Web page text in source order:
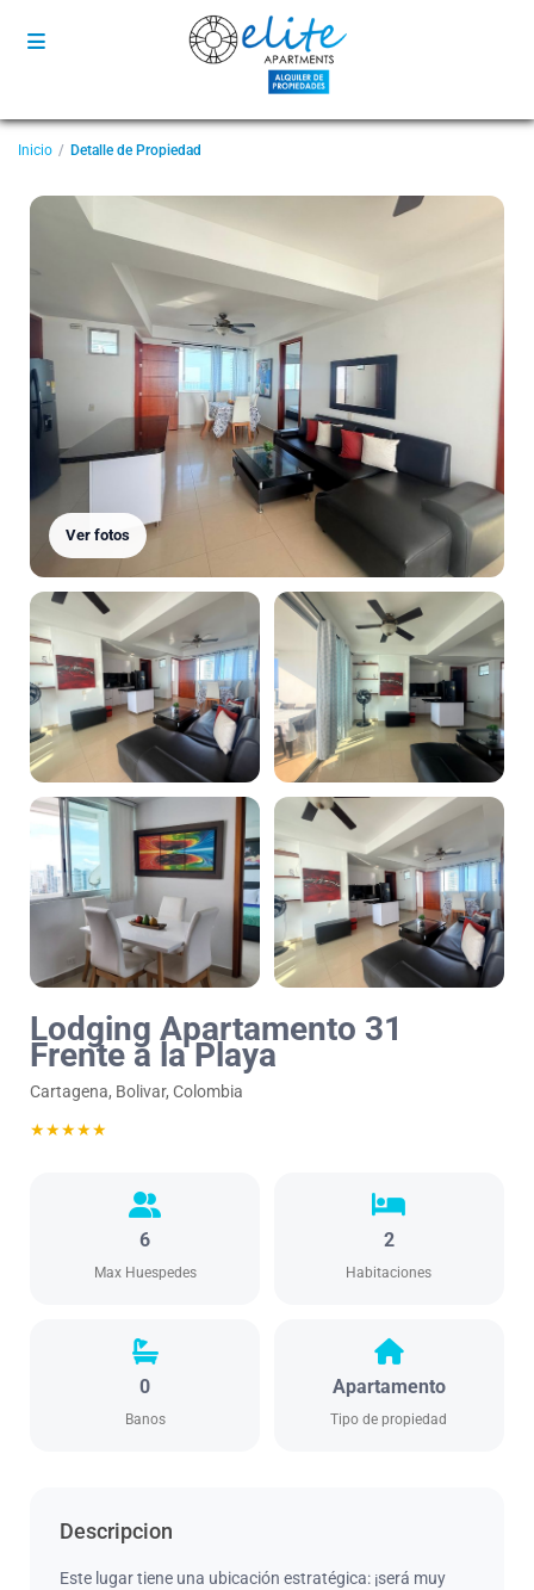
Inicio Detalle de Propiedad
Ver fotos
Lodging Apartamento 31
Frente a la Playa
Cartagena, Bolivar, Colombia
★★★★★
6
Max Huespedes
2
Habitaciones
0
Banos
Apartamento
Tipo de propiedad
Descripcion
Este lugar tiene una ubicación estratégica: ¡será muy